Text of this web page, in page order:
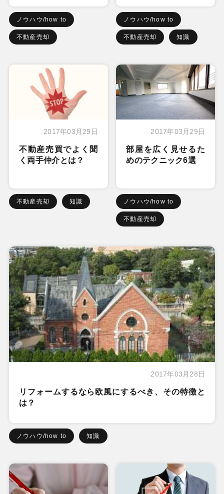
ノウハウ/how to
不動産売却
ノウハウ/how to
不動産売却 知識
2017年03月29日
不動産売買でよく聞
く両手仲介とは？
不動産売却 知識
2017年03月29日
部屋を広く見せるた
めのテクニック6選
ノウハウ/how to
不動産売却
2017年03月28日
リフォームするなら欧風にするべき、その特徴と
は？
ノウハウ/how to 知識